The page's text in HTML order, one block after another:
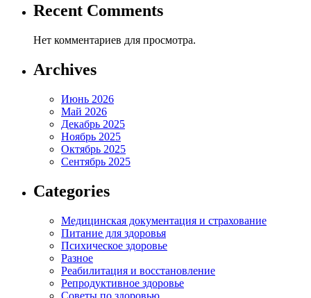
Recent Comments
Нет комментариев для просмотра.
Archives
Июнь 2026
Май 2026
Декабрь 2025
Ноябрь 2025
Октябрь 2025
Сентябрь 2025
Categories
Медицинская документация и страхование
Питание для здоровья
Психическое здоровье
Разное
Реабилитация и восстановление
Репродуктивное здоровье
Советы по здоровью